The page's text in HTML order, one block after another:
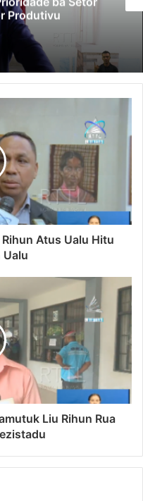
Produtivu
Atus Ualu Hitu
Ualu
Liu Rihun Rua